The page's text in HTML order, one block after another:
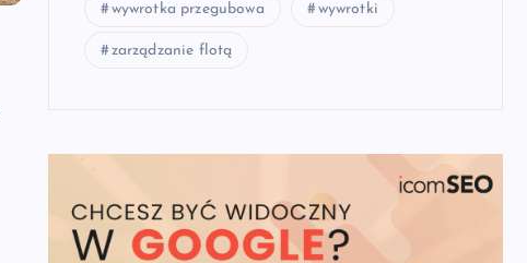
wywrotka przegubowa wywrotki
zarządzanie flotą